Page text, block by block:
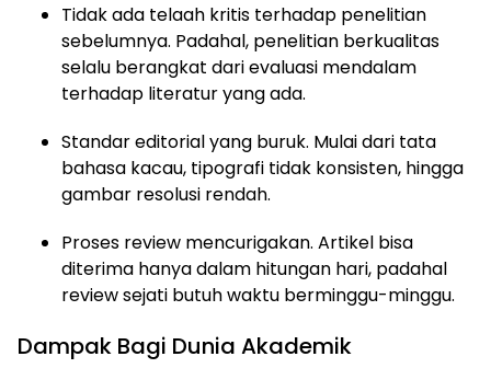
Tidak ada telaah kritis terhadap penelitian
sebelumnya. Padahal, penelitian berkualitas
selalu berangkat dari evaluasi mendalam
terhadap literatur yang ada.
Standar editorial yang buruk. Mulai dari tata
bahasa kacau, tipografi tidak konsisten, hingga
gambar resolusi rendah.
Proses review mencurigakan. Artikel bisa
diterima hanya dalam hitungan hari, padahal
review sejati butuh waktu berminggu-minggu.
Dampak Bagi Dunia Akademik